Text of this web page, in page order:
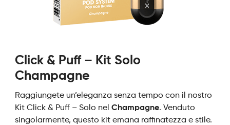
Click & Puff – Kit Solo
Champagne
Raggiungete un’eleganza senza tempo con il nostro
Kit Click & Puff – Solo nel Champagne. Venduto
singolarmente, questo kit emana raffinatezza e stile.